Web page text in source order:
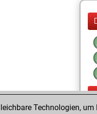
Technologien,